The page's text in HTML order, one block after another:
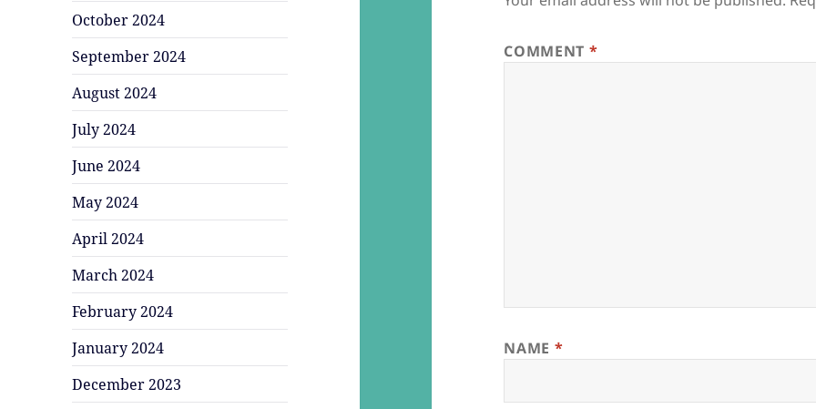
October 2024
September 2024
August 2024
July 2024
June 2024
May 2024
April 2024
March 2024
February 2024
January 2024
December 2023
COMMENT *
NAME *